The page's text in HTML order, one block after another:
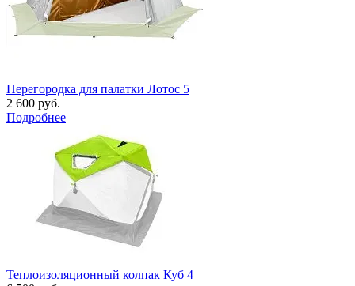
Перегородка для палатки Лотос 5
2 600 руб.
Подробнее
Теплоизоляционный колпак Куб 4